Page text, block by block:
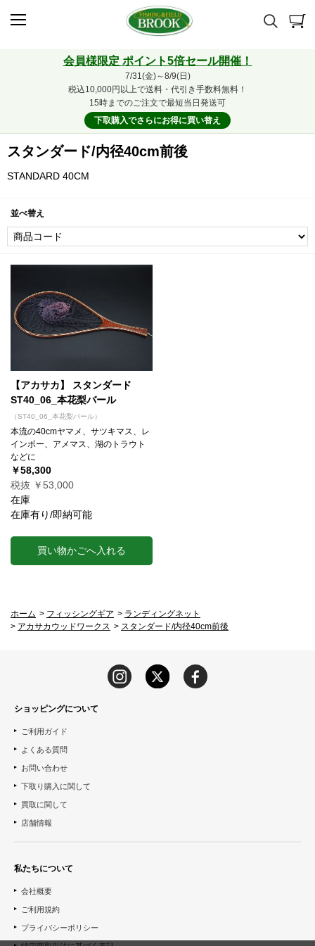
会員様限定 ポイント5倍セール開催！
7/31(金)～8/9(日)
税込10,000円以上で送料・代引き手数料無料！
15時までのご注文で最短当日発送可
下取購入でさらにお得に買い替え
スタンダード/内径40cm前後
STANDARD 40CM
並べ替え
【アカサカ】 スタンダード
ST40_06_本花梨バール
（ST40_06_本花梨バール）
本流の40cmヤマメ、サツキマス、レ
インボー、アメマス、湖のトラウト
などに
￥58,300
税抜 ￥53,000
在庫
在庫有り/即納可能
買い物かごへ入れる
ホーム > フィッシングギア > ランディングネット
> アカサカウッドワークス > スタンダード/内径40cm前後
ショッピングについて
ご利用ガイド
よくある質問
お問い合わせ
下取り購入に関して
買取に関して
店舗情報
私たちについて
会社概要
ご利用規約
プライバシーポリシー